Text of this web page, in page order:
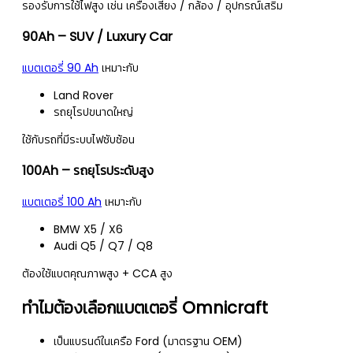
รองรับการใช้ไฟสูง เช่น เครื่องเสียง / กล้อง / อุปกรณ์เสริม
90Ah – SUV / Luxury Car
แบตเตอรี่ 90 Ah เหมาะกับ
Land Rover
รถยุโรปขนาดใหญ่
ใช้กับรถที่มีระบบไฟซับซ้อน
100Ah – รถยุโรประดับสูง
แบตเตอรี่ 100 Ah เหมาะกับ
BMW X5 / X6
Audi Q5 / Q7 / Q8
ต้องใช้แบตคุณภาพสูง + CCA สูง
ทำไมต้องเลือกแบตเตอรี่ Omnicraft
เป็นแบรนด์ในเครือ Ford (มาตรฐาน OEM)